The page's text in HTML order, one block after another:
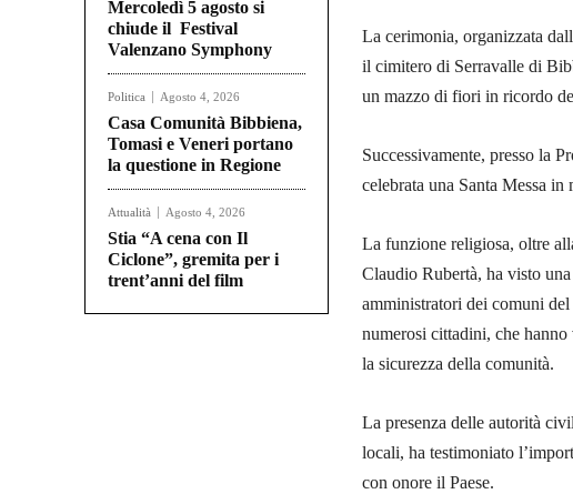
Mercoledì 5 agosto si
chiude il Festival
Valenzano Symphony
Politica Agosto 4, 2026
Casa Comunità Bibbiena,
Tomasi e Veneri portano
la questione in Regione
Attualità Agosto 4, 2026
Stia “A cena con Il
Ciclone”, gremita per i
trent’anni del film
La cerimonia, organizzata
il cimitero di Serravalle di
un mazzo di fiori in ricordo
Successivamente, presso la
celebrata una Santa Messa
La funzione religiosa, oltre
Claudio Rubertà, ha visto
amministratori dei comuni
numerosi cittadini, che
la sicurezza della comunità.
La presenza delle autorità
locali, ha testimoniato
con onore il Paese.